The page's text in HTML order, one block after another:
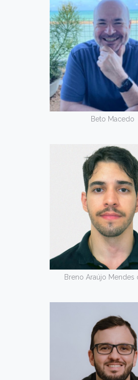
Beto Macedo
Breno Araújo Mendes